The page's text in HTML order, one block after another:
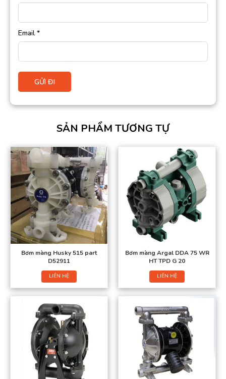
Email *
SẢN PHẨM TƯƠNG TỰ
Bơm màng Husky 515 part
D52911
LIÊN HỆ
Bơm màng Argal DDA 75 WR
HT TPD G 20
LIÊN HỆ